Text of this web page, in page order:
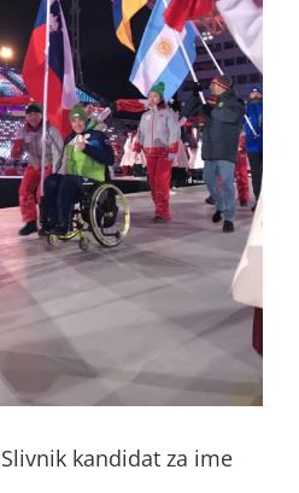
kandidat za ime